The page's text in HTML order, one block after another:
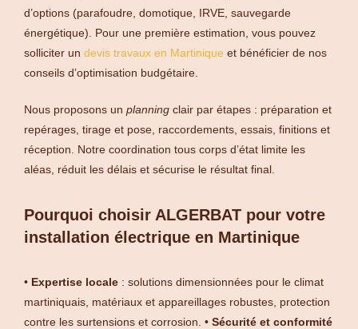
d’options (parafoudre, domotique, IRVE, sauvegarde
énergétique). Pour une première estimation, vous pouvez
solliciter un devis travaux en Martinique et bénéficier de nos
conseils d’optimisation budgétaire.
Nous proposons un planning clair par étapes : préparation et
repérages, tirage et pose, raccordements, essais, finitions et
réception. Notre coordination tous corps d’état limite les
aléas, réduit les délais et sécurise le résultat final.
Pourquoi choisir ALGERBAT pour votre
installation électrique en Martinique
• Expertise locale : solutions dimensionnées pour le climat
martiniquais, matériaux et appareillages robustes, protection
contre les surtensions et corrosion. • Sécurité et conformité